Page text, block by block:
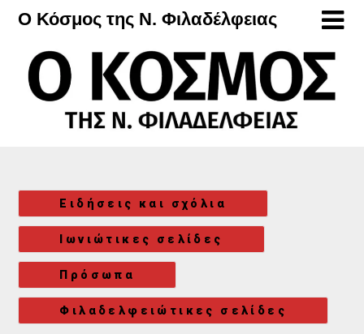
Μετάβαση
περιεχόμενο
Ο Κόσμος της Ν. Φιλαδέλφειας
Ειδήσεις και σχόλια
Ιωνιώτικες σελίδες
Πρόσωπα
Φιλαδελφειώτικες σελίδες